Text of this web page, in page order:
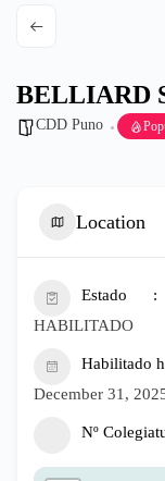
BELLIARD
CDD Puno
Location
Estado
HABILITADO
Habilitado
December 31,
Nº